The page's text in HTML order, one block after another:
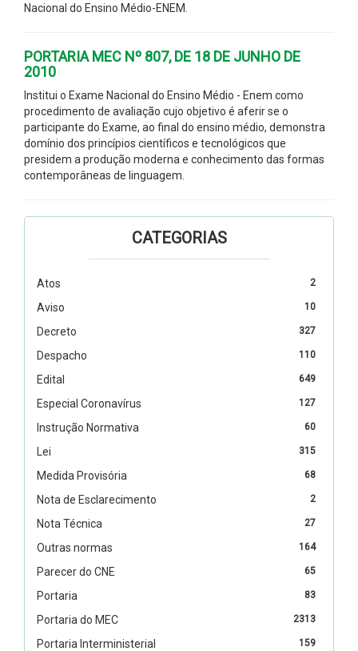
Nacional do Ensino Médio-ENEM.
PORTARIA MEC Nº 807, DE 18 DE JUNHO DE
2010
Institui o Exame Nacional do Ensino Médio - Enem como
procedimento de avaliação cujo objetivo é aferir se o
participante do Exame, ao final do ensino médio, demonstra
domínio dos princípios científicos e tecnológicos que
presidem a produção moderna e conhecimento das formas
contemporâneas de linguagem.
CATEGORIAS
2
Atos
10
Aviso
327
Decreto
110
Despacho
649
Edital
127
Especial Coronavírus
60
Instrução Normativa
315
Lei
68
Medida Provisória
2
Nota de Esclarecimento
27
Nota Técnica
164
Outras normas
65
Parecer do CNE
83
Portaria
2313
Portaria do MEC
159
Portaria Interministerial